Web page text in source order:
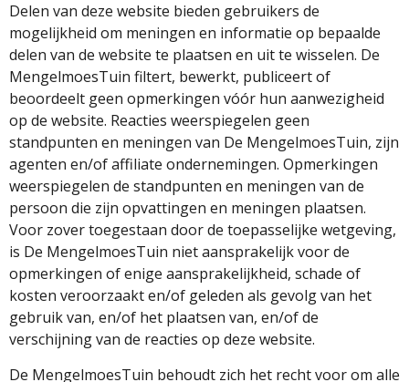
Delen van deze website bieden gebruikers de
mogelijkheid om meningen en informatie op bepaalde
delen van de website te plaatsen en uit te wisselen. De
MengelmoesTuin filtert, bewerkt, publiceert of
beoordeelt geen opmerkingen vóór hun aanwezigheid
op de website. Reacties weerspiegelen geen
standpunten en meningen van De MengelmoesTuin, zijn
agenten en/of affiliate ondernemingen. Opmerkingen
weerspiegelen de standpunten en meningen van de
persoon die zijn opvattingen en meningen plaatsen.
Voor zover toegestaan ​​door de toepasselijke wetgeving,
is De MengelmoesTuin niet aansprakelijk voor de
opmerkingen of enige aansprakelijkheid, schade of
kosten veroorzaakt en/of geleden als gevolg van het
gebruik van, en/of het plaatsen van, en/of de
verschijning van de reacties op deze website.
De MengelmoesTuin behoudt zich het recht voor om alle